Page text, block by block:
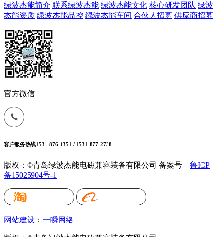
绿波杰能简介 联系绿波杰能 绿波杰能文化 核心研发团队 绿波
杰能资质 绿波杰能品控 绿波杰能车间 合伙人招募 供应商招募
官方微信
客户服务热线1531-876-1351 / 1531-877-2738
版权：©青岛绿波杰能电磁兼容装备有限公司 备案号： 鲁ICP
备15025904号-1
网站建设 ： 一瞬网络